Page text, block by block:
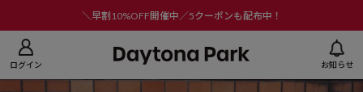
＼早割10%OFF開催中／5クーポンも配布中！
ログイン お知らせ